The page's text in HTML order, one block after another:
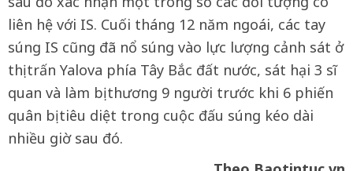
liên hệ với IS. Cuối tháng 12 năm ngoái, các tay
súng IS cũng đã nổ súng vào lực lượng cảnh sát ở
thị trấn Yalova phía Tây Bắc đất nước, sát hại 3 sĩ
quan và làm bị thương 9 người trước khi 6 phiến
quân bị tiêu diệt trong cuộc đấu súng kéo dài
nhiều giờ sau đó.